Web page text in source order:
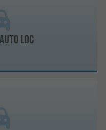
Loc